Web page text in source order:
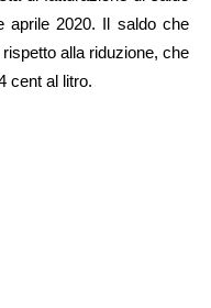
aprile 2020. Il saldo che
alla riduzione, che
cent al litro.